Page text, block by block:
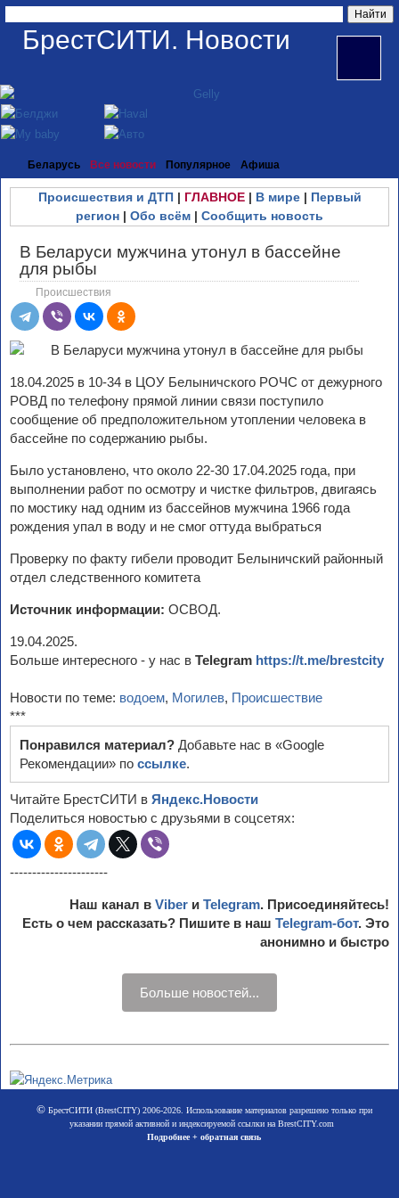
БрестСИТИ. Новости
Беларусь Все новости Популярное Афиша
Происшествия и ДТП| ГЛАВНОЕ| В мире| Первый
регион | Обо всём | Сообщить новость
В Беларуси мужчина утонул в бассейне
для рыбы
Происшествия
18.04.2025 в 10-34 в ЦОУ Белыничского РОЧС от дежурного
РОВД по телефону прямой линии связи поступило
сообщение об предположительном утоплении человека в
бассейне по содержанию рыбы.
Было установлено, что около 22-30 17.04.2025 года, при
выполнении работ по осмотру и чистке фильтров, двигаясь
по мостику над одним из бассейнов мужчина 1966 года
рождения упал в воду и не смог оттуда выбраться
Проверку по факту гибели проводит Белыничский районный
отдел следственного комитета
Источник информации: ОСВОД.
19.04.2025.
Больше интересного - у нас в Telegram https://t.me/brestcity
Новости по теме: водоем, Могилев, Происшествие
***
Понравился материал? Добавьте нас в «Google
Рекомендации» по ссылке.
Читайте БрестСИТИ в Яндекс.Новости
Поделиться новостью с друзьями в соцсетях:
----------------------
Наш канал в Viber и Telegram. Присоединяйтесь!
Есть о чем рассказать? Пишите в наш Telegram-бот. Это
анонимно и быстро
Больше новостей...
©БрестСИТИ (BrestCITY) 2006-2026. Использование материалов разрешено только при
указании прямой активной и индексируемой ссылки на BrestCITY.com
Подробнее + обратная связь